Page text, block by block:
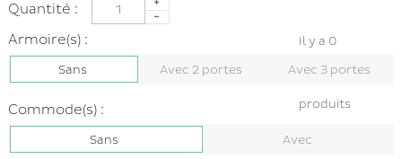
Il y a 0
produits
Quantité :
Armoire(s) :
Sans Avec 2 portes Avec 3 portes
Commode(s) :
Sans Avec